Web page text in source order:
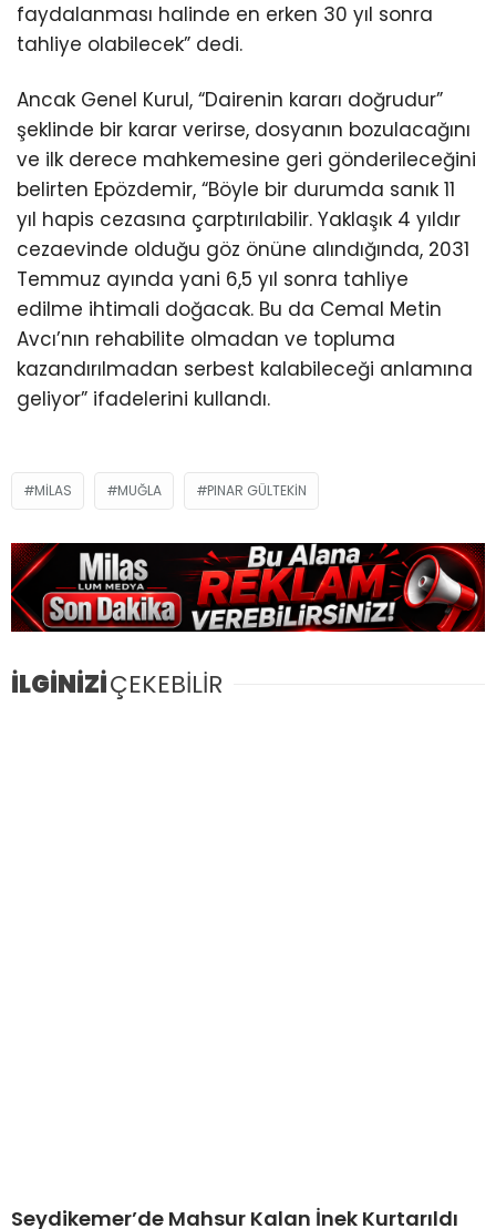
faydalanması halinde en erken 30 yıl sonra
tahliye olabilecek” dedi.
Ancak Genel Kurul, “Dairenin kararı doğrudur”
şeklinde bir karar verirse, dosyanın bozulacağını
ve ilk derece mahkemesine geri gönderileceğini
belirten Epözdemir, “Böyle bir durumda sanık 11
yıl hapis cezasına çarptırılabilir. Yaklaşık 4 yıldır
cezaevinde olduğu göz önüne alındığında, 2031
Temmuz ayında yani 6,5 yıl sonra tahliye
edilme ihtimali doğacak. Bu da Cemal Metin
Avcı’nın rehabilite olmadan ve topluma
kazandırılmadan serbest kalabileceği anlamına
geliyor” ifadelerini kullandı.
MILAS MUĞLA PINAR GÜLTEKIN
İLGİNİZİÇEKEBİLİR
Seydikemer’de Mahsur Kalan İnek Kurtarıldı